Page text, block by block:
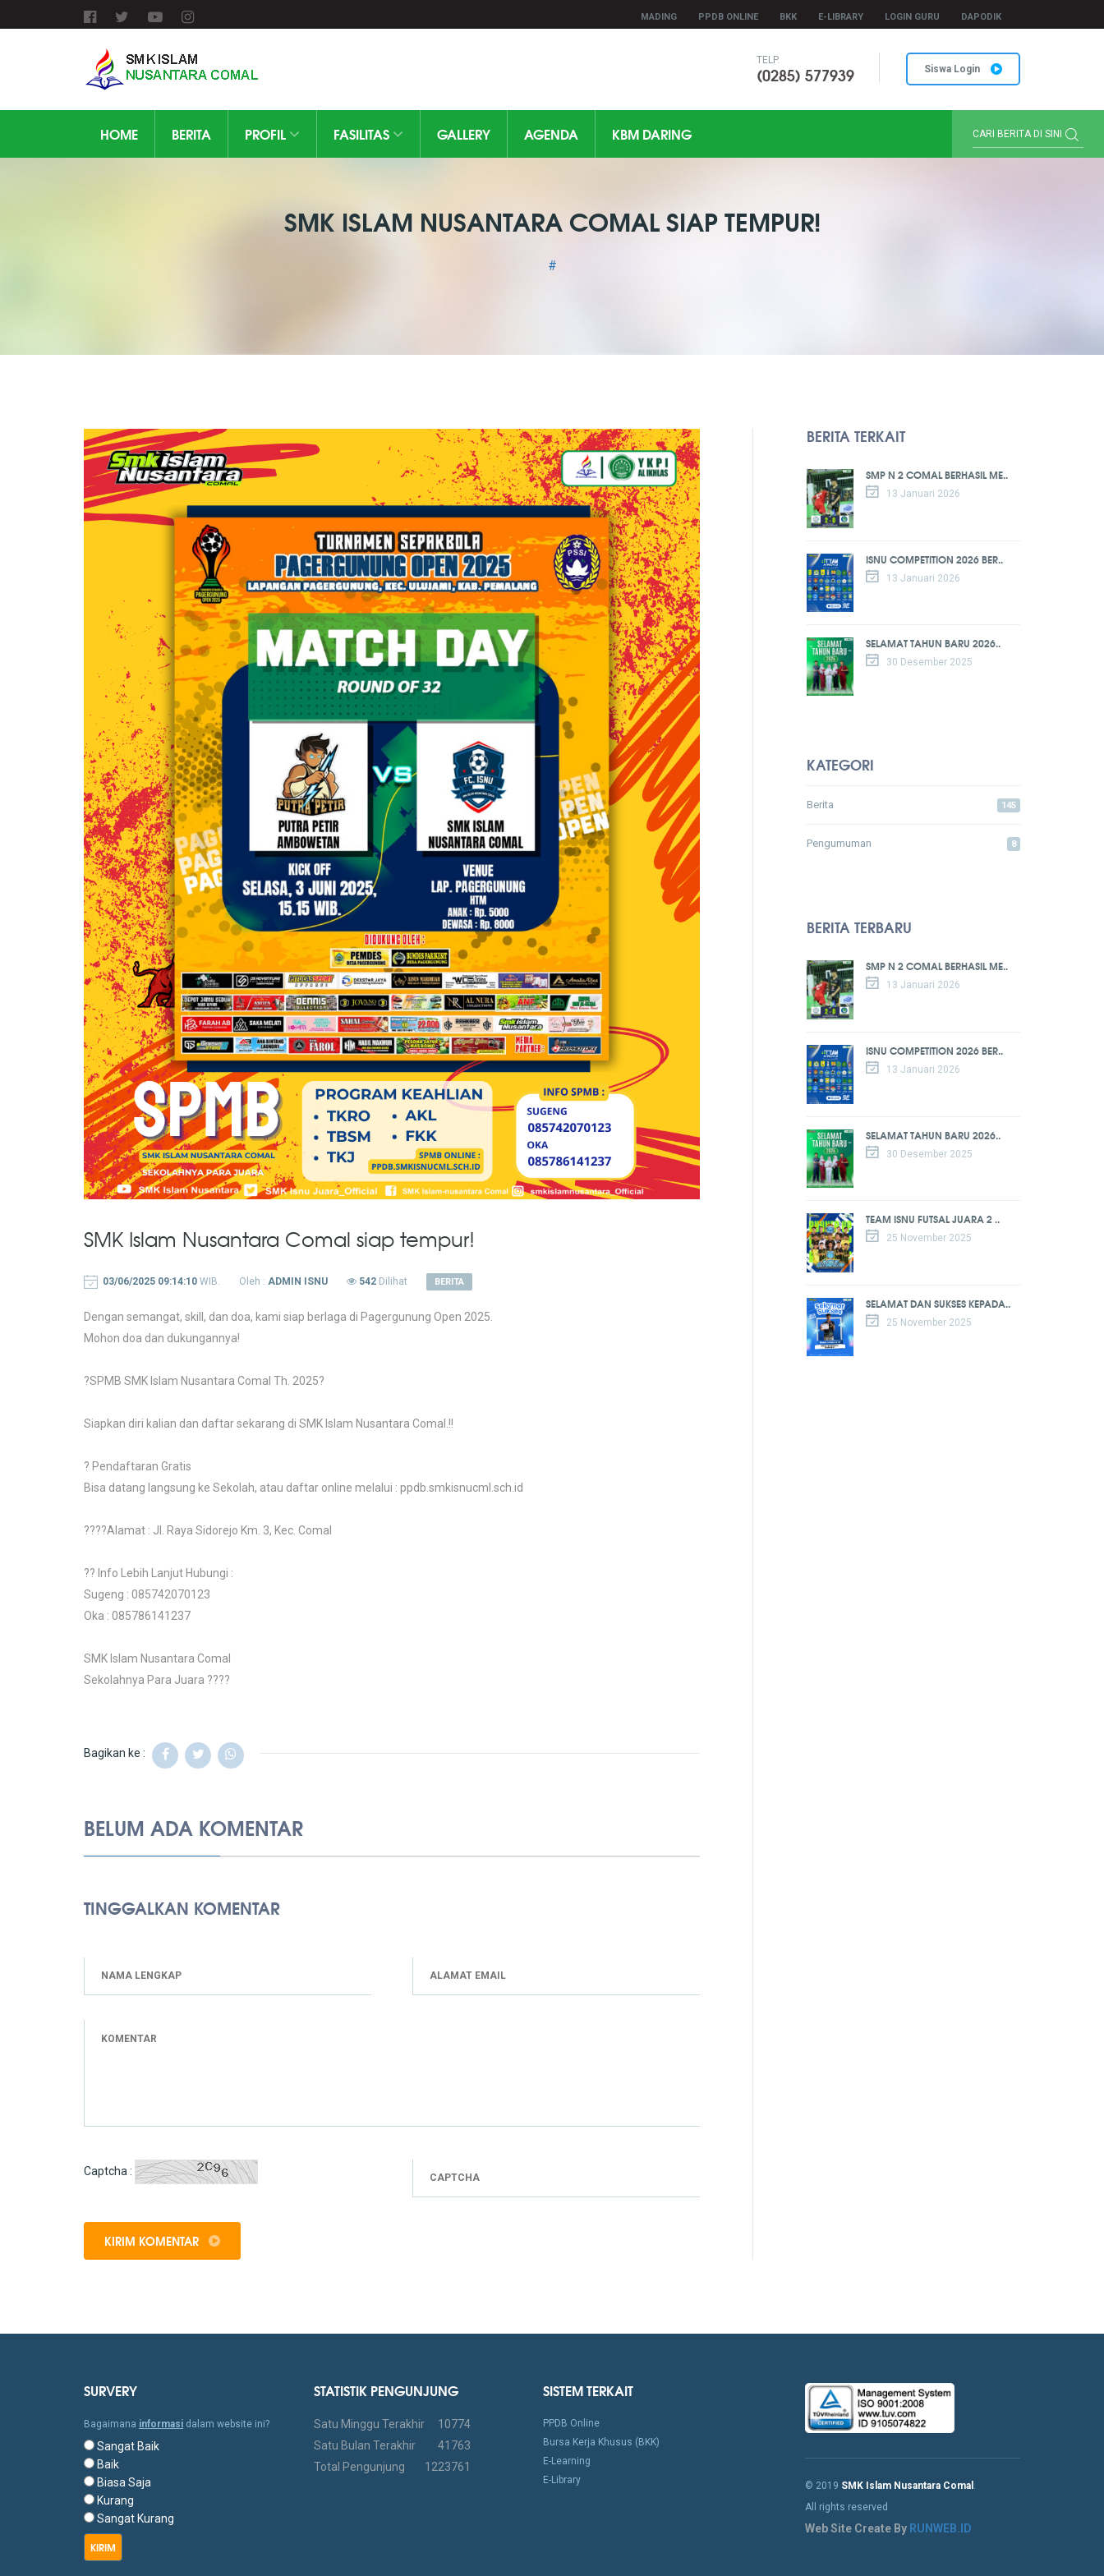
MADING PPDB ONLINE BKK E-LIBRARY LOGIN GURU DAPODIK
TELP.
(0285) 577939 Siswa Login
HOME BERITA PROFIL FASILITAS GALLERY AGENDA KBM DARING
SMK ISLAM NUSANTARA COMAL SIAP TEMPUR!
#
SMK Islam Nusantara Comal siap tempur!
03/06/2025 09:14:10 WIB. Oleh : ADMIN ISNU 542 Dilihat BERITA
Dengan semangat, skill, dan doa, kami siap berlaga di Pagergunung Open 2025.
Mohon doa dan dukungannya!
?SPMB SMK Islam Nusantara Comal Th. 2025?
Siapkan diri kalian dan daftar sekarang di SMK Islam Nusantara Comal.!!
? Pendaftaran Gratis
Bisa datang langsung ke Sekolah, atau daftar online melalui : ppdb.smkisnucml.sch.id
????Alamat : Jl. Raya Sidorejo Km. 3, Kec. Comal
?? Info Lebih Lanjut Hubungi :
Sugeng : 085742070123
Oka : 085786141237
SMK Islam Nusantara Comal
Sekolahnya Para Juara ????
Bagikan ke :
BELUM ADA KOMENTAR
TINGGALKAN KOMENTAR
Captcha :
KIRIM KOMENTAR
BERITA TERKAIT
SMP N 2 COMAL BERHASIL ME..
13 Januari 2026
ISNU COMPETITION 2026 BER..
13 Januari 2026
SELAMAT TAHUN BARU 2026..
30 Desember 2025
KATEGORI
Berita 145
Pengumuman 8
BERITA TERBARU
SMP N 2 COMAL BERHASIL ME..
13 Januari 2026
ISNU COMPETITION 2026 BER..
13 Januari 2026
SELAMAT TAHUN BARU 2026..
30 Desember 2025
TEAM ISNU FUTSAL JUARA 2 ..
25 November 2025
SELAMAT DAN SUKSES KEPADA..
25 November 2025
SURVERY
Bagaimana informasi dalam website ini?
Sangat Baik
Baik
Biasa Saja
Kurang
Sangat Kurang
KIRIM
STATISTIK PENGUNJUNG
Satu Minggu Terakhir
10774
Satu Bulan Terakhir
41763
Total Pengunjung
1223761
SISTEM TERKAIT
PPDB Online
Bursa Kerja Khusus (BKK)
E-Learning
E-Library
© 2019 SMK Islam Nusantara Comal
All rights reserved
Web Site Create By RUNWEB.ID